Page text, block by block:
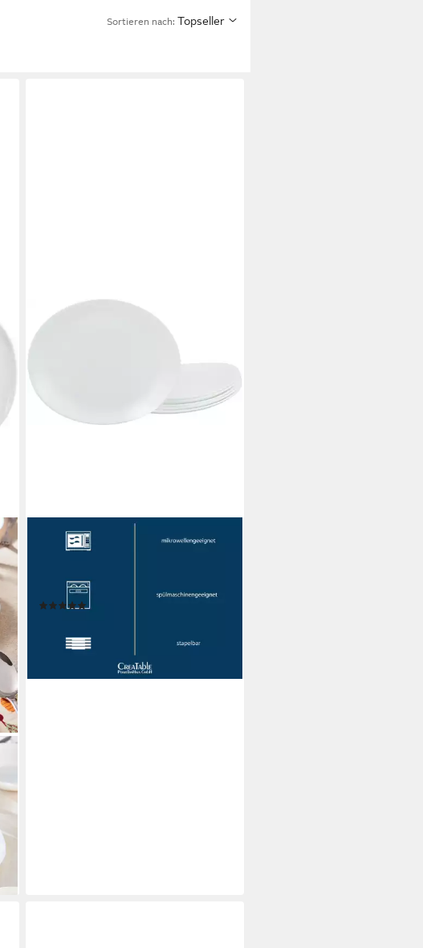
Sortieren nach: Topseller
LUMINARC
Steakteller Essteller Italien Party, (6
extra resistent, Opalglas
(2)
-36%
lieferbar - in 2-3 Werktagen bei dir